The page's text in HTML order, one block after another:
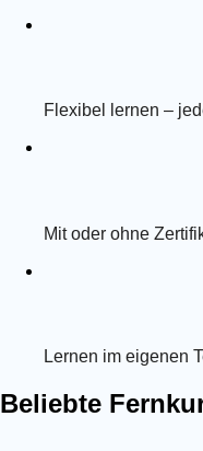
Flexibel lernen –
Mit oder ohne
Lernen im eigenen
Beliebte